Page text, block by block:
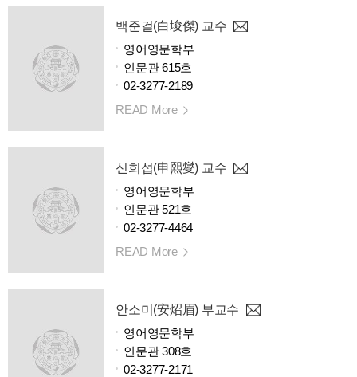
백준걸(白埈傑) 교수
영어영문학부
인문관 615호
02-3277-2189
READ More
신희섭(申熙燮) 교수
영어영문학부
인문관 521호
02-3277-4464
READ More
안소미(安炤眉) 부교수
영어영문학부
인문관 308호
02-3277-2171